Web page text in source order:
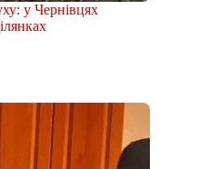
у Чернівцях